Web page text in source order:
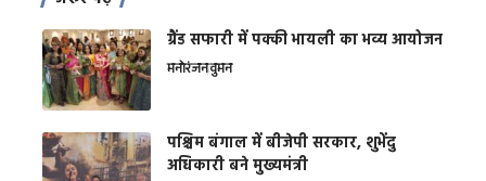
ग्रैंड सफारी में पक्की भायली का भव्य आयोजन
मनोरंजनवुमन
पश्चिम बंगाल में बीजेपी सरकार, शुभेंदु
अधिकारी बने मुख्यमंत्री